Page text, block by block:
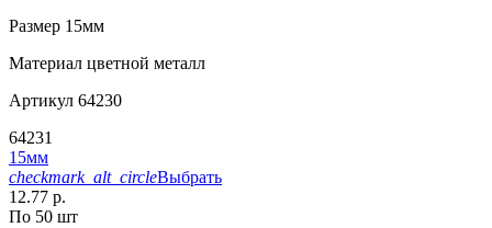
Размер 15мм
Материал цветной металл
Артикул 64230
64231
15мм
checkmark_alt_circleВыбрать
12.77 р.
По 50 шт